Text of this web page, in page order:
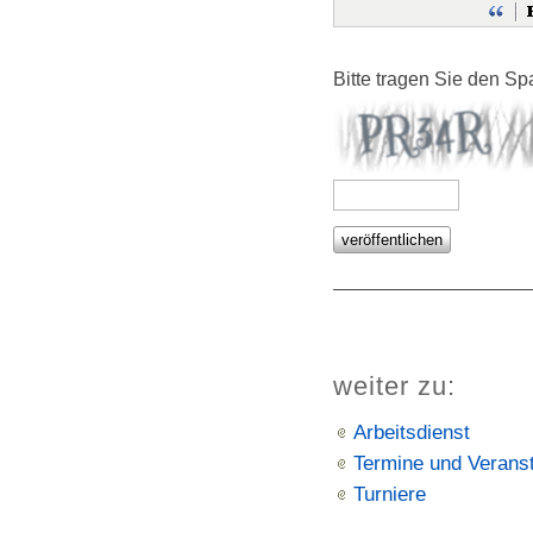
Bitte tragen Sie den
weiter zu:
Arbeitsdienst
Termine und
Turniere